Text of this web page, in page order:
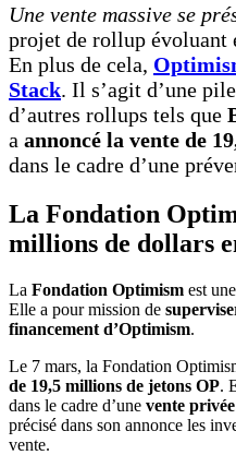
Une vente massive se
projet de rollup évoluant
En plus de cela,
Stack. Il s’agit d’une
d’autres rollups tels que
a annoncé la vente de
dans le cadre d’une
La Fondation
millions de dollars
La Fondation Optimism est
Elle a pour mission de
financement d’Optimism.
Le 7 mars, la Fondation
de 19,5 millions de jetons OP.
dans le cadre d’une vente privée
précisé dans son annonce les
vente.